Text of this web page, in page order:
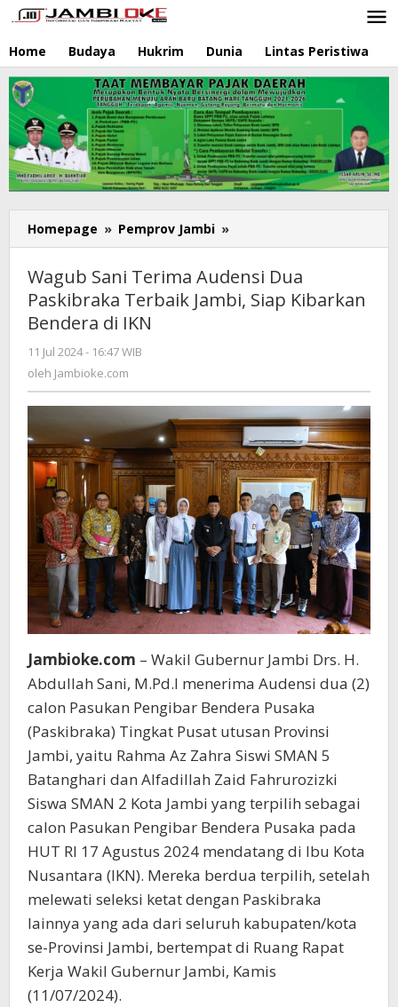
Lewati
ke
konten
Home Budaya Hukrim Dunia Lintas Peristiwa
Homepage » Pemprov Jambi »
Sani
Audensi
Dua
Kibarkan
Bendera
di
IKN
Wagub Sani Terima Audensi Dua
Paskibraka Terbaik Jambi, Siap Kibarkan
Bendera di IKN
11 Jul 2024 - 16:47 WIB
oleh Jambioke.com
Jambioke.com – Wakil Gubernur Jambi Drs. H.
Abdullah Sani, M.Pd.I menerima Audensi dua (2)
calon Pasukan Pengibar Bendera Pusaka
(Paskibraka) Tingkat Pusat utusan Provinsi
Jambi, yaitu Rahma Az Zahra Siswi SMAN 5
Batanghari dan Alfadillah Zaid Fahrurozizki
Siswa SMAN 2 Kota Jambi yang terpilih sebagai
calon Pasukan Pengibar Bendera Pusaka pada
HUT RI 17 Agustus 2024 mendatang di Ibu Kota
Nusantara (IKN). Mereka berdua terpilih, setelah
melewati seleksi ketat dengan Paskibraka
lainnya yang ada dari seluruh kabupaten/kota
se-Provinsi Jambi, bertempat di Ruang Rapat
Kerja Wakil Gubernur Jambi, Kamis
(11/07/2024).